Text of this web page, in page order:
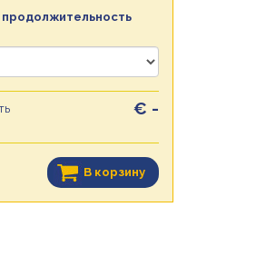
€ -
В корзину